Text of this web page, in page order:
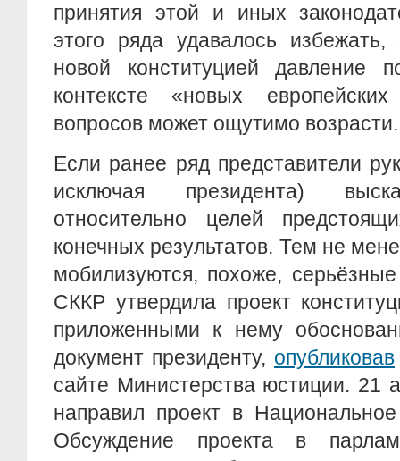
принятия этой и иных
этого ряда удавалось
новой конституцией давление
контексте «новых
вопросов может ощутимо возрасти.
Если ранее ряд представители
исключая президента)
относительно целей
конечных результатов. Тем не
мобилизуются, похоже,
СККР утвердила проект
приложенными к нему
документ президенту, опубликовав
сайте Министерства юстиции. 21
направил проект в
Обсуждение проекта в